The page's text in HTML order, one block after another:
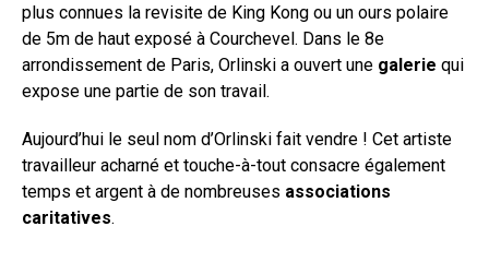
plus connues la revisite de King Kong ou un ours polaire
de 5m de haut exposé à Courchevel. Dans le 8e
arrondissement de Paris, Orlinski a ouvert une galerie qui
expose une partie de son travail.
Aujourd’hui le seul nom d’Orlinski fait vendre ! Cet artiste
travailleur acharné et touche-à-tout consacre également
temps et argent à de nombreuses associations
caritatives.